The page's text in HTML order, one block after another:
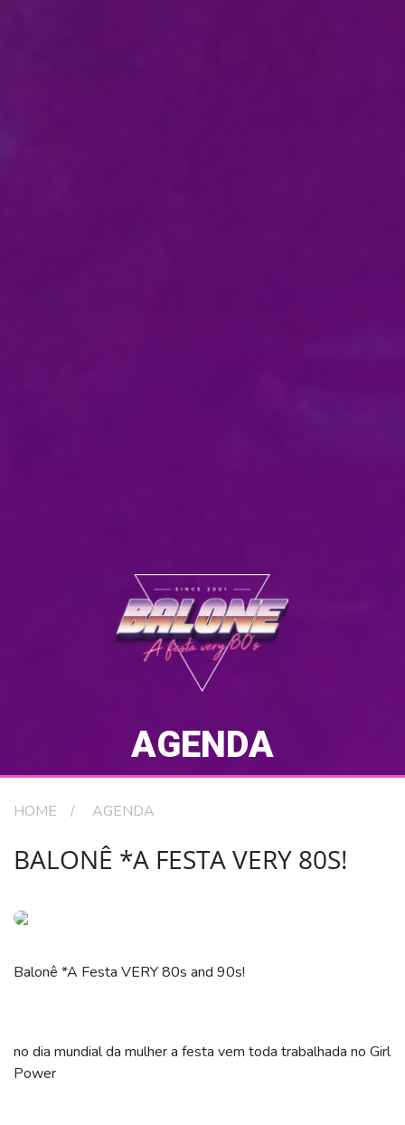
AGENDA
HOME AGENDA
BALONÊ *A FESTA VERY 80S!
Balonê *A Festa VERY 80s and 90s!
no dia mundial da mulher a festa vem toda trabalhada no Girl
Power